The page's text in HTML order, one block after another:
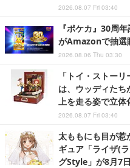
2026.08.07 Fri 03:40
『ポケカ』30周
がAmazonで抽選
2026.08.06 Thu 03:30
「トイ・ストー
は、ウッディたち
上を走る姿で立体
2026.08.07 Fri 03:40
太ももにも目が惹
ギュア「ライザ(
グStyle」が8月7